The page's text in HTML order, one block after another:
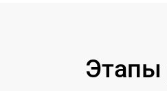
Этапы